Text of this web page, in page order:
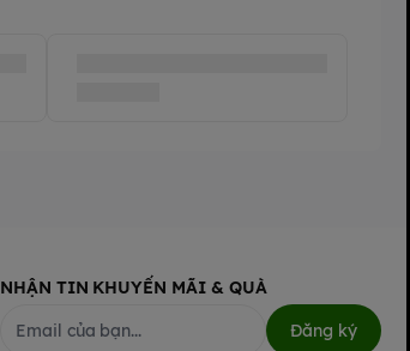
NHẬN TIN KHUYẾN MÃI & QUÀ
Đăng ký